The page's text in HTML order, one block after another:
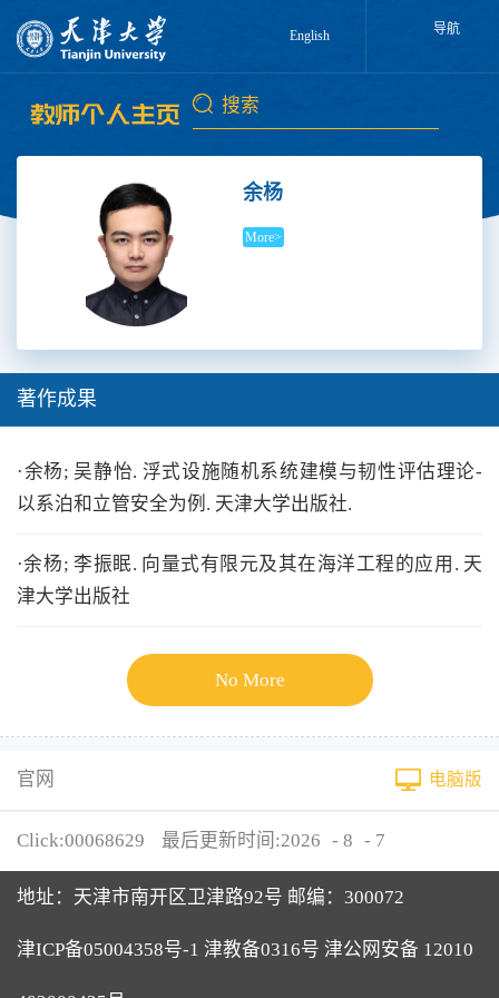
English 导航
余杨
More>
著作成果
·余杨; 吴静怡. 浮式设施随机系统建模与韧性评估理论-
以系泊和立管安全为例. 天津大学出版社.
·余杨; 李振眠. 向量式有限元及其在海洋工程的应用. 天
津大学出版社
No More
官网 电脑版
Click:00068629 最后更新时间:2026 - 8 - 7
地址：天津市南开区卫津路92号 邮编：300072
津ICP备05004358号-1 津教备0316号 津公网安备 12010